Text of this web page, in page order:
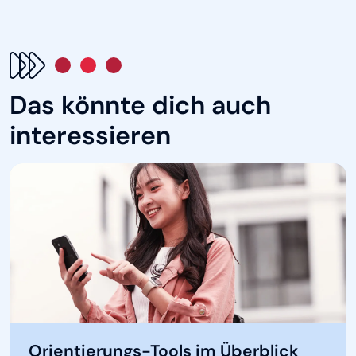
Das könnte dich auch
interessieren
Orientierungs-Tools im Überblick